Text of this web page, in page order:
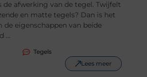
de afwerking van de tegel. Twijfelt
en matte tegels? Dan is het
de eigenschappen van beide
...
Tegels
Lees meer